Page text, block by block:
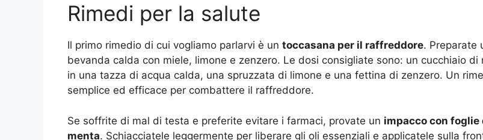
Rimedi per la salute
Il primo rimedio di cui vogliamo parlarvi è un toccasana per il raffreddore. Preparate
bevanda calda con miele, limone e zenzero. Le dosi consigliate sono: un cucchiaio di
in una tazza di acqua calda, una spruzzata di limone e una fettina di zenzero. Un
semplice ed efficace per combattere il raffreddore.
Se soffrite di mal di testa e preferite evitare i farmaci, provate un impacco con foglie
menta. Schiacciatele leggermente per liberare gli oli essenziali e applicatele sulla